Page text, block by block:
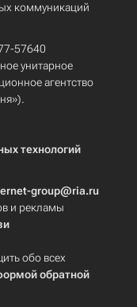
коммуникаций
57640
унитарное
агентство
технологий
group@ria.ru
и рекламы
обо всех
обратной